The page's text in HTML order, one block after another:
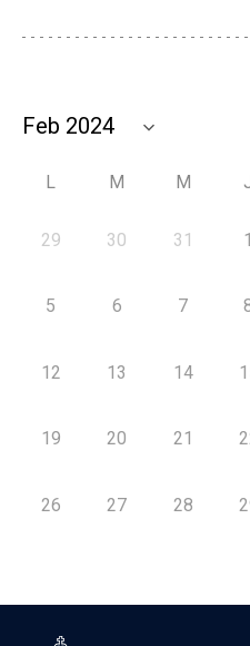
L M M
29 30 31 1
5 6 7
12 13 14
19 20 21
26 27 28